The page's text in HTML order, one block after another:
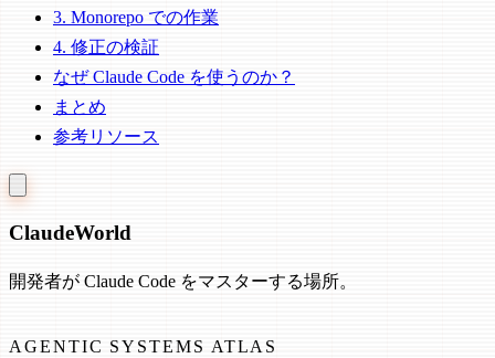
3. Monorepo での作業
4. 修正の検証
なぜ Claude Code を使うのか？
まとめ
参考リソース
ClaudeWorld
開発者が Claude Code をマスターする場所。
AGENTIC SYSTEMS ATLAS